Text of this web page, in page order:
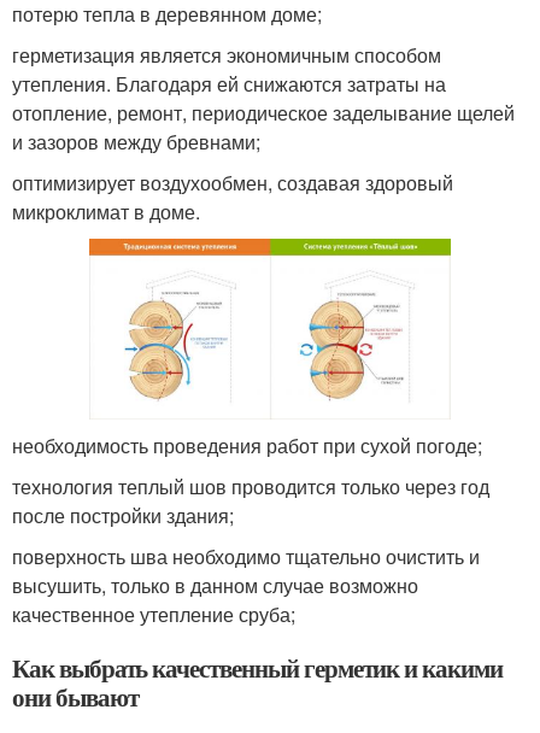
потерю тепла в деревянном доме;
герметизация является экономичным способом
утепления. Благодаря ей снижаются затраты на
отопление, ремонт, периодическое заделывание щелей
и зазоров между бревнами;
оптимизирует воздухообмен, создавая здоровый
микроклимат в доме.
необходимость проведения работ при сухой погоде;
технология теплый шов проводится только через год
после постройки здания;
поверхность шва необходимо тщательно очистить и
высушить, только в данном случае возможно
качественное утепление сруба;
Как выбрать качественный герметик и какими
они бывают